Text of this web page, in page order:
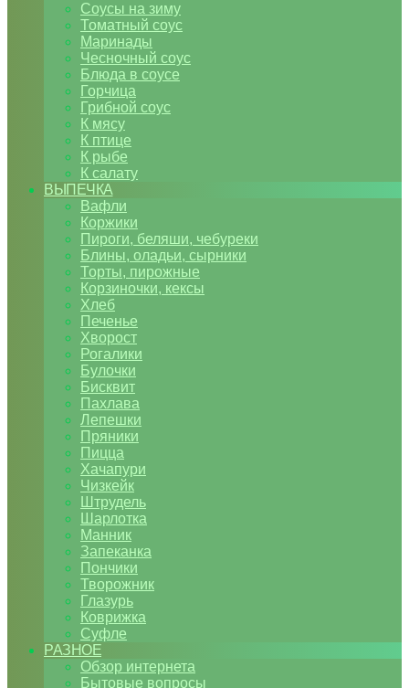
Соусы на зиму
Томатный соус
Маринады
Чесночный соус
Блюда в соусе
Горчица
Грибной соус
К мясу
К птице
К рыбе
К салату
ВЫПЕЧКА
Вафли
Коржики
Пироги, беляши, чебуреки
Блины, оладьи, сырники
Торты, пирожные
Корзиночки, кексы
Хлеб
Печенье
Хворост
Рогалики
Булочки
Бисквит
Пахлава
Лепешки
Пряники
Пицца
Хачапури
Чизкейк
Штрудель
Шарлотка
Манник
Запеканка
Пончики
Творожник
Глазурь
Коврижка
Суфле
РАЗНОЕ
Обзор интернета
Бытовые вопросы